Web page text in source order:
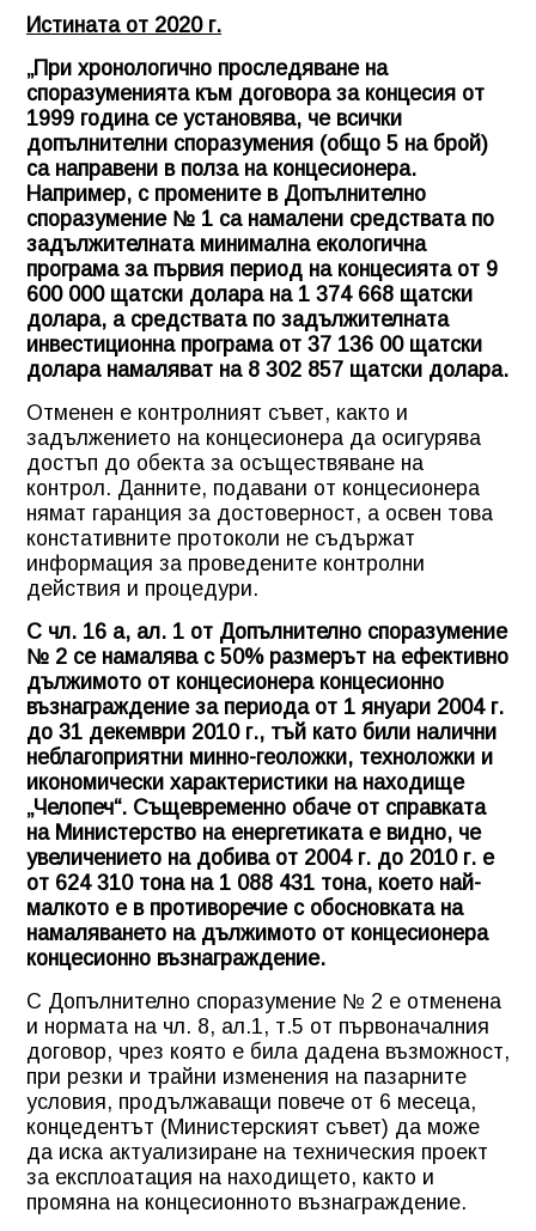
Истината от 2020 г.
„При хронологично проследяване на
споразуменията към договора за концесия от
1999 година се установява, че всички
допълнителни споразумения (общо 5 на брой)
са направени в полза на концесионера.
Например, с промените в Допълнително
споразумение № 1 ca намалени средствата по
задължителната минимална екологична
програма за първия период на концесията от 9
600 000 щатски долара на 1 374 668 щатски
долара, а средствата по задължителната
инвестиционна програма от 37 136 00 щатски
долара намаляват на 8 302 857 щатски долара.
Отменен е контролният съвет, както и
задължението на концесионера да осигурява
достъп до обекта за осъществяване на
контрол. Данните, подавани от концесионера
нямат гаранция за достоверност, а освен това
констативните протоколи не съдържат
информация за проведените контролни
действия и процедури.
С чл. 16 а, ал. 1 от Допълнително споразумение
№ 2 се намалява с 50% размерът на ефективно
дължимото от концесионера концесионно
възнаграждение за периода от 1 януари 2004 г.
до 31 декември 2010 г., тъй като били налични
неблагоприятни минно-геоложки, техноложки и
икономически характеристики на находище
„Челопеч“. Същевременно обаче от справката
на Министерство на енергетиката е видно, че
увеличението на добива от 2004 г. до 2010 г. е
от 624 310 тона на 1 088 431 тона, което най-
малкото е в противоречие с обосновката на
намаляването на дължимото от концесионера
концесионно възнаграждение.
С Допълнително споразумение № 2 е отменена
и нормата на чл. 8, ал.1, т.5 от първоначалния
договор, чрез която е била дадена възможност,
при резки и трайни изменения на пазарните
условия, продължаващи повече от 6 месеца,
концедентът (Министерският съвет) да може
да иска актуализиране на техническия проект
за експлоатация на находището, както и
промяна на концесионното възнаграждение.